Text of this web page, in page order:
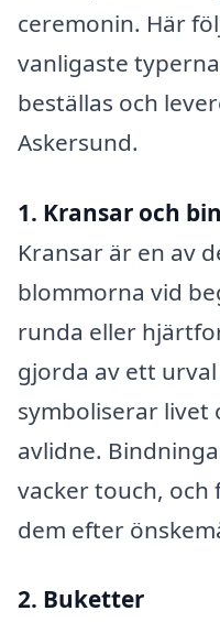
ceremonin. Här
vanligaste
beställas och
Askersund.
1. Kransar och
Kransar är en av
blommorna vid
runda eller
gjorda av ett
symboliserar livet
avlidne.
vacker touch, och
dem efter
2. Buketter